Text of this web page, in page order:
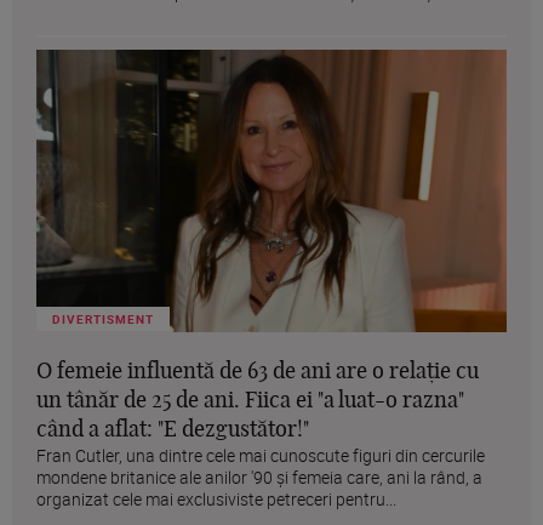
DIVERTISMENT
O femeie influentă de 63 de ani are o relație cu
un tânăr de 25 de ani. Fiica ei "a luat-o razna"
când a aflat: "E dezgustător!"
Fran Cutler, una dintre cele mai cunoscute figuri din cercurile
mondene britanice ale anilor '90 și femeia care, ani la rând, a
organizat cele mai exclusiviste petreceri pentru...